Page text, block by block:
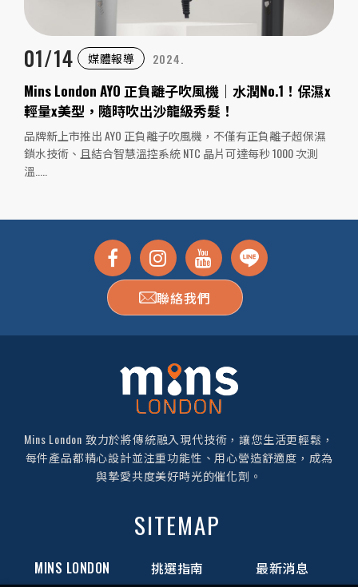
01/14 媒體報導 2024.
Mins London AYO 正負離子吹風機｜水潤No.1！保濕x
輕量x美型，隨時吹出沙龍級秀髮！
品牌新上市推出 AYO 正負離子吹風機，不僅有正負離子超保濕
鎖水技術、且結合智慧溫控系統 NTC 晶片可達每秒 1000 次測
溫.....
聯絡我們
Mins London 致力於將傳統融入現代技術，讓您生活更輕鬆，
每件產品都精心設計並注重功能性、用心營造舒適度，成為
與摯愛共度美好時光的催化劑。
SITEMAP
MINS LONDON 挑選指南 最新消息